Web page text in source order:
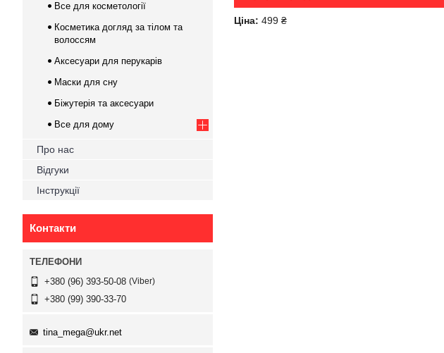
Ціна: 499 ₴
Все для косметології
Косметика догляд за тілом та
волоссям
Аксесуари для перукарів
Маски для сну
Біжутерія та аксесуари
Все для дому
Про нас
Відгуки
Інструкції
Контакти
+380 (96) 393-50-08 Viber
+380 (99) 390-33-70
tina_mega@ukr.net